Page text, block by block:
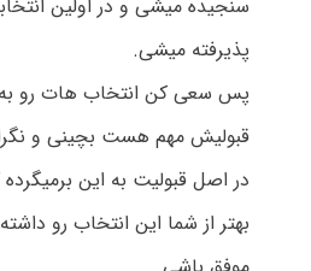
سنجیده میشی و در اولین
پذیرفته میشی.
پس سعی کن انتخاب هات رو به
قبولیش مهم هست بچینی و
در اصل قبولیت به این برمیگرده
بهتر از شما این انتخاب رو